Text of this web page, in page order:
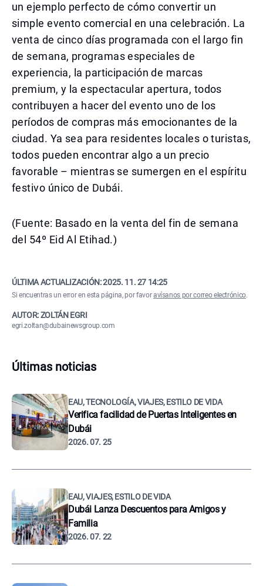
un ejemplo perfecto de cómo convertir un
simple evento comercial en una celebración. La
venta de cinco días programada con el largo fin
de semana, programas especiales de
experiencia, la participación de marcas
premium, y la espectacular apertura, todos
contribuyen a hacer del evento uno de los
períodos de compras más emocionantes de la
ciudad. Ya sea para residentes locales o turistas,
todos pueden encontrar algo a un precio
favorable – mientras se sumergen en el espíritu
festivo único de Dubái.
(Fuente: Basado en la venta del fin de semana
del 54º Eid Al Etihad.)
ÚLTIMA ACTUALIZACIÓN:2025. 11. 27 14:25
Si encuentras un error en esta página, por favoravísanos por correo electrónico.
AUTOR: ZOLTÁN EGRI
egri.zoltan@dubainewsgroup.com
Últimas noticias
EAU, TECNOLOGÍA, VIAJES, ESTILO DE VIDA
Verifica facilidad de Puertas Inteligentes en
Dubái
2026. 07. 25
EAU, VIAJES, ESTILO DE VIDA
Dubái Lanza Descuentos para Amigos y
Familia
2026. 07. 22